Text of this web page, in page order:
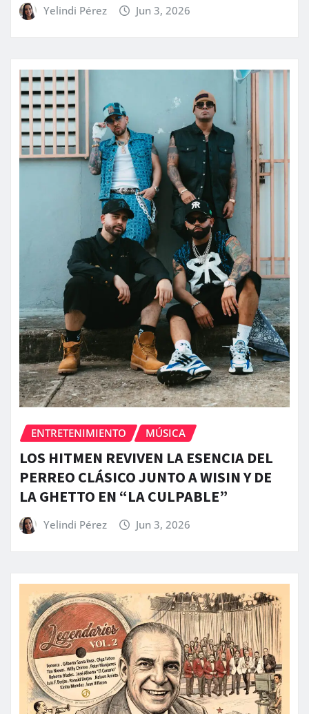
Yelindi Pérez Jun 3, 2026
ENTRETENIMIENTO MÚSICA
LOS HITMEN REVIVEN LA ESENCIA DEL
PERREO CLÁSICO JUNTO A WISIN Y DE
LA GHETTO EN “LA CULPABLE”
Yelindi Pérez Jun 3, 2026